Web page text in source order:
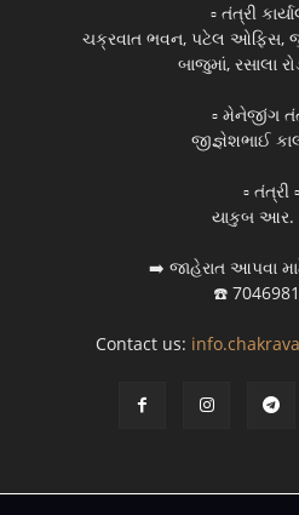
▫️ તંત્રી
ચક્રવાત ભવન, પટેલ ઓફિસ,
બાજુમાં, રસાલા
▫️ મેનેજીંગ
જીજ્ઞેશભાઈ
▫️ તંત્રી ▫️
યાકુબ આર.
➡️ જાહેરાત આપવા
☎️
Contact us: